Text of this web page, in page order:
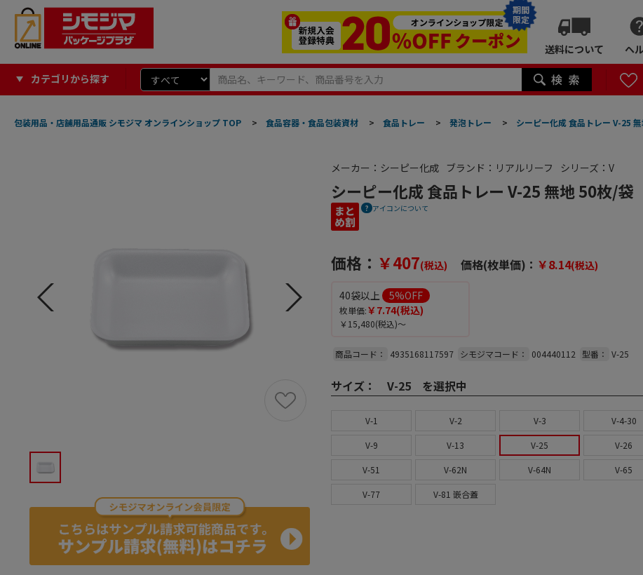
期間
限定
送料について ヘ
カテゴリから探す
包装用品・店舗用品通販 シモジマ オンラインショップ TOP > 食品容器・食品包装資材 > 食品トレー > 発泡トレー > シーピー化成 食品トレー V-25
メーカー：シーピー化成 ブランド：リアルリーフ シリーズ：V
シーピー化成 食品トレー V-25 無地 50枚/袋
アイコンについて
価格： ￥407(税込) 価格(枚単価)： ￥8.14(税込)
40袋以上 5%OFF
枚単価:￥7.74(税込)
￥15,480(税込)～
商品コード： 4935168117597 シモジマコード： 004440112 型番： V-25
サイズ： V-25 を選択中
V-1 V-2 V-3 V-4-30
V-9 V-13 V-25 V-26
V-51 V-62N V-64N V-65
V-77 V-81 嵌合蓋